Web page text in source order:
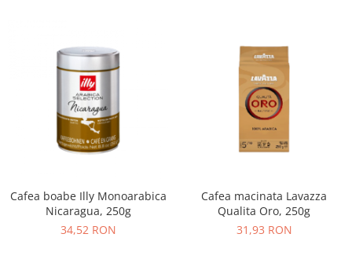
Cafea boabe Illy Monoarabica
Nicaragua, 250g
34,52 RON
Cafea macinata Lavazza
Qualita Oro, 250g
31,93 RON